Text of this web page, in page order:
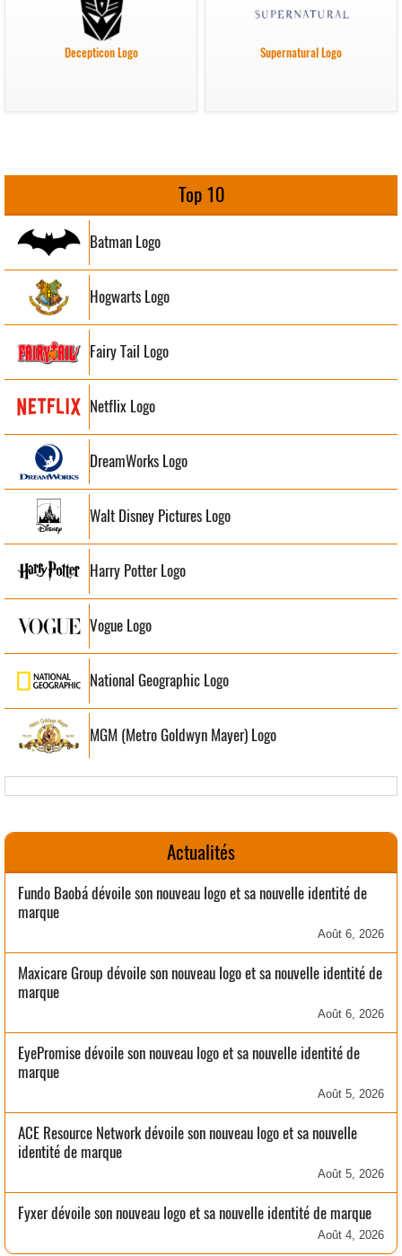
Decepticon Logo Supernatural Logo
Top 10
Batman Logo
Hogwarts Logo
Fairy Tail Logo
Netflix Logo
DreamWorks Logo
Walt Disney Pictures Logo
Harry Potter Logo
Vogue Logo
National Geographic Logo
MGM (Metro Goldwyn Mayer) Logo
Actualités
Fundo Baobá dévoile son nouveau logo et sa nouvelle identité de
marque
Août 6, 2026
Maxicare Group dévoile son nouveau logo et sa nouvelle identité de
marque
Août 6, 2026
EyePromise dévoile son nouveau logo et sa nouvelle identité de
marque
Août 5, 2026
ACE Resource Network dévoile son nouveau logo et sa nouvelle
identité de marque
Août 5, 2026
Fyxer dévoile son nouveau logo et sa nouvelle identité de marque
Août 4, 2026